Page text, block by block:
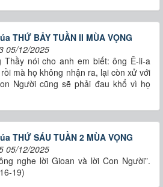
THỨ BẢY TUẦN II MÙA VỌNG
05/12/2025
Thầy nói cho anh em biết: ông Ê-li-a
mà họ không nhận ra, lại còn xử với
Người cũng sẽ phải đau khổ vì họ
THỨ SÁU TUẦN 2 MÙA VỌNG
05/12/2025
nghe lời Gioan và lời Con Người”.
19)